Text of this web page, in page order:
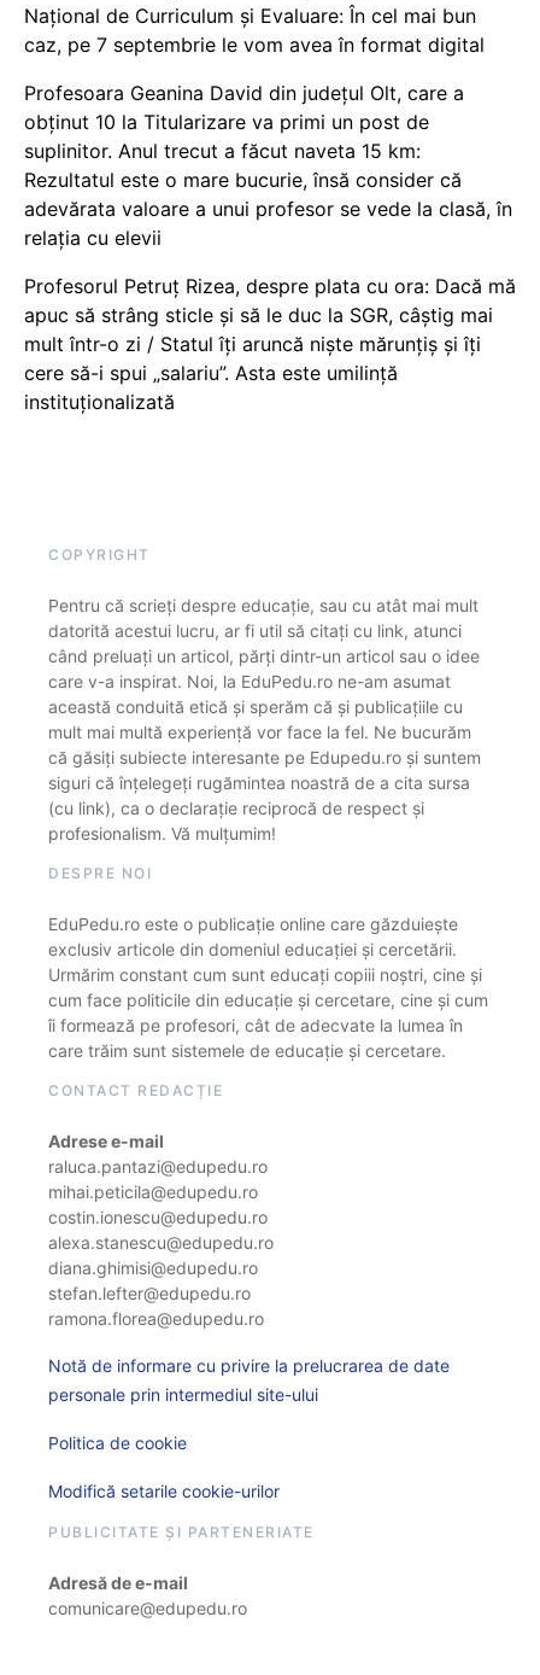
Național de Curriculum și Evaluare: În cel mai bun
caz, pe 7 septembrie le vom avea în format digital
Profesoara Geanina David din județul Olt, care a
obținut 10 la Titularizare va primi un post de
suplinitor. Anul trecut a făcut naveta 15 km:
Rezultatul este o mare bucurie, însă consider că
adevărata valoare a unui profesor se vede la clasă, în
relația cu elevii
Profesorul Petruț Rizea, despre plata cu ora: Dacă mă
apuc să strâng sticle și să le duc la SGR, câștig mai
mult într-o zi / Statul îți aruncă niște mărunțiș și îți
cere să-i spui „salariu”. Asta este umilință
instituționalizată
COPYRIGHT
Pentru că scrieți despre educație, sau cu atât mai mult
datorită acestui lucru, ar fi util să citați cu link, atunci
când preluați un articol, părți dintr-un articol sau o idee
care v-a inspirat. Noi, la EduPedu.ro ne-am asumat
această conduită etică și sperăm că și publicațiile cu
mult mai multă experiență vor face la fel. Ne bucurăm
că găsiți subiecte interesante pe Edupedu.ro și suntem
siguri că înțelegeți rugămintea noastră de a cita sursa
(cu link), ca o declarație reciprocă de respect și
profesionalism. Vă mulțumim!
DESPRE NOI
EduPedu.ro este o publicație online care găzduiește
exclusiv articole din domeniul educației și cercetării.
Urmărim constant cum sunt educați copiii noștri, cine și
cum face politicile din educație și cercetare, cine și cum
îi formează pe profesori, cât de adecvate la lumea în
care trăim sunt sistemele de educație și cercetare.
CONTACT REDACȚIE
Adrese e-mail
raluca.pantazi@edupedu.ro
mihai.peticila@edupedu.ro
costin.ionescu@edupedu.ro
alexa.stanescu@edupedu.ro
diana.ghimisi@edupedu.ro
stefan.lefter@edupedu.ro
ramona.florea@edupedu.ro
Notă de informare cu privire la prelucrarea de date
personale prin intermediul site-ului
Politica de cookie
Modifică setarile cookie-urilor
PUBLICITATE ȘI PARTENERIATE
Adresă de e-mail
comunicare@edupedu.ro